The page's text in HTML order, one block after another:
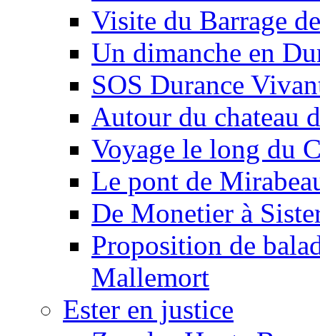
Visite du Barrage
Un dimanche en
SOS Durance
Autour du chateau
Voyage le long du
Le pont de
De Monetier à
Proposition de
Mallemort
Ester en justice